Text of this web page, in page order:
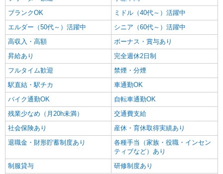
ブランクOK
ミドル（40代～）活躍中
エルダー（50代～）活躍中
シニア（60代～）活躍中
高収入・高額
ボーナス・賞与あり
昇給あり
完全週休2日制
フルタイム歓迎
禁煙・分煙
駅直結・駅チカ
車通勤OK
バイク通勤OK
自転車通勤OK
残業少なめ（月20h未満）
交通費支給
社会保険あり
産休・育休取得実績あり
退職金・財形貯蓄制度あり
各種手当（家族・役職・インセン
ティブなど）あり
制服貸与
研修制度あり